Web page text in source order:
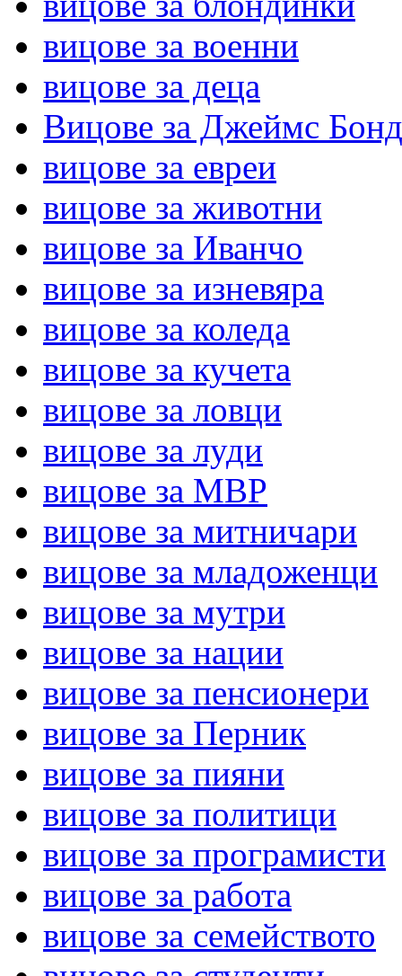
вицове за военни
вицове за деца
Вицове за Джеймс Бонд
вицове за евреи
вицове за животни
вицове за Иванчо
вицове за изневяра
вицове за коледа
вицове за кучета
вицове за ловци
вицове за луди
вицове за МВР
вицове за митничари
вицове за младоженци
вицове за мутри
вицове за нации
вицове за пенсионери
вицове за Перник
вицове за пияни
вицове за политици
вицове за програмисти
вицове за работа
вицове за семейството